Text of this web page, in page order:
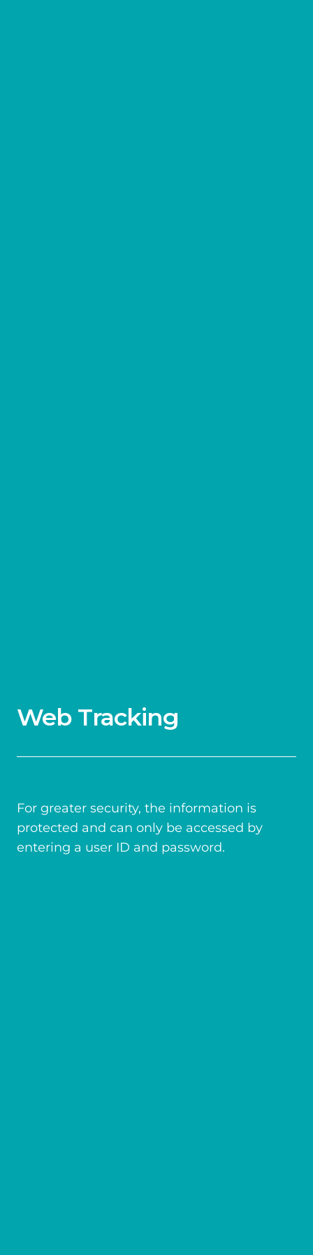
Web Tracking
For greater security, the information is
protected and can only be accessed by
entering a user ID and password.